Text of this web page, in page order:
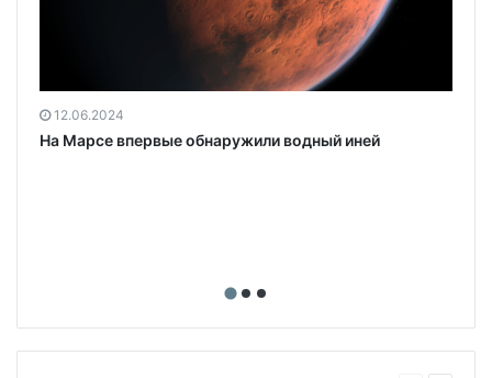
12.06.2024
На Марсе впервые обнаружили водный иней